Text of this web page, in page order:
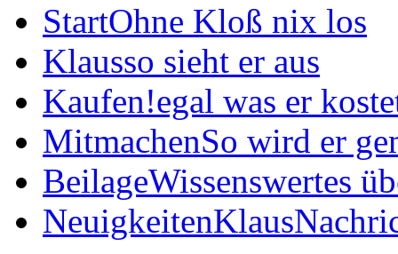
StartOhne Kloß nix los
Klausso sieht er aus
Kaufen!egal was er
MitmachenSo wird er
BeilageWissenswertes
Neuigkeiten